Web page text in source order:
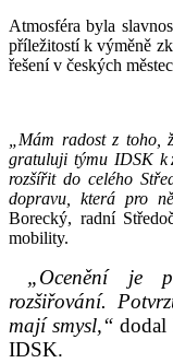
Atmosféra byla
příležitostí k výměně
řešení v českých
„Mám radost z toho,
gratuluji týmu IDSK k
rozšířit do celého
dopravu, která pro
Borecký, radní
mobility.
„Ocenění je
rozšiřování.
mají smysl,“ dodal
IDSK.